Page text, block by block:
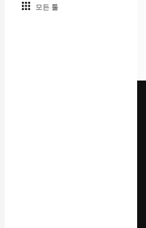
모든 툴